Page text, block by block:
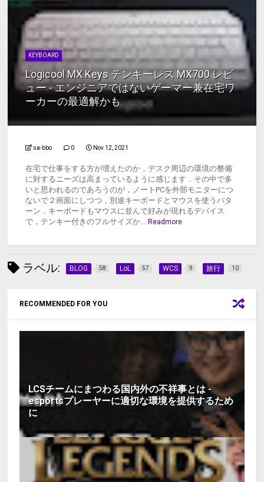
KEYBOARD
Logicool MX Keys テンキーレス MX700 レビ
ュー - エンジニアではないゲーマー兼在宅ワ
ーカーの最適解かも
sa-bbo 0 Nov 12, 2021
在宅で仕事をする方が増えたのか，デスク周辺の環境の整備
に対するニーズは高まっているように感じます．その中で多
いと思われるのであろうのが，ノートPCを外部モニターにつ
ないで２画面にしつつ，別途キーボードとマウスを使うパタ
ーン．キーボードもマウスに並んで好みが現れるデバイス
で，テンキー付きのフルサイズか...
Readmore
ラベル: BLOG 58 LoL 57 WCS 9 旅行 10
RECOMMENDED FOR YOU
LCSチームにまつわる国内外の不祥事とは -
esportsプレーヤーに適切な環境を提供するため
に